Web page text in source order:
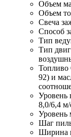
Объем
Объем
Свеча
Способ
Тип
Тип
Топливо
92) и
Уровень
8,0/6,4 м/
Уровень
Шаг
Ширина